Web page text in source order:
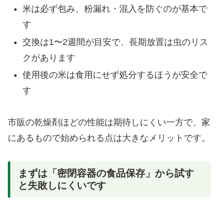
米は必ず包み、粉漏れ・混入を防ぐのが基本で
す
交換は1〜2週間が目安で、長期放置は虫のリス
クがあります
使用後の米は食用にせず処分するほうが安全で
す
市販の乾燥剤ほどの性能は期待しにくい一方で、家
にあるもので始められる点は大きなメリットです。
まずは「密閉容器の食品保存」から試す
と失敗しにくいです